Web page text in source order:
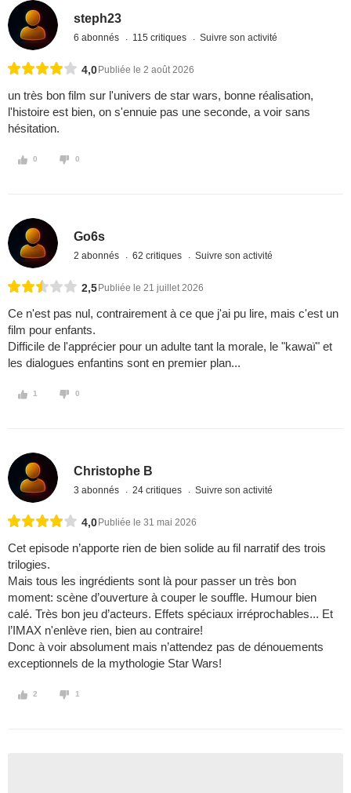
steph23
6 abonnés 115 critiques Suivre son activité
4,0 Publiée le 2 août 2026
un très bon film sur l'univers de star wars, bonne réalisation,
l'histoire est bien, on s'ennuie pas une seconde, a voir sans
hésitation.
0 0
Go6s
2 abonnés 62 critiques Suivre son activité
2,5 Publiée le 21 juillet 2026
Ce n'est pas nul, contrairement à ce que j'ai pu lire, mais c'est un
film pour enfants.
Difficile de l'apprécier pour un adulte tant la morale, le "kawaï" et
les dialogues enfantins sont en premier plan...
1 0
Christophe B
3 abonnés 24 critiques Suivre son activité
4,0 Publiée le 31 mai 2026
Cet episode n’apporte rien de bien solide au fil narratif des trois
trilogies.
Mais tous les ingrédients sont là pour passer un très bon
moment: scène d’ouverture à couper le souffle. Humour bien
calé. Très bon jeu d’acteurs. Effets spéciaux irréprochables... Et
l’IMAX n'enlève rien, bien au contraire!
Donc à voir absolument mais n’attendez pas de dénouements
exceptionnels de la mythologie Star Wars!
2 1